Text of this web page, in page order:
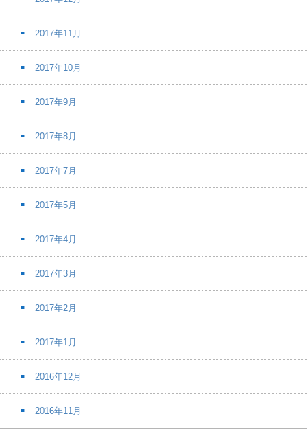
2017年11月
2017年10月
2017年9月
2017年8月
2017年7月
2017年5月
2017年4月
2017年3月
2017年2月
2017年1月
2016年12月
2016年11月